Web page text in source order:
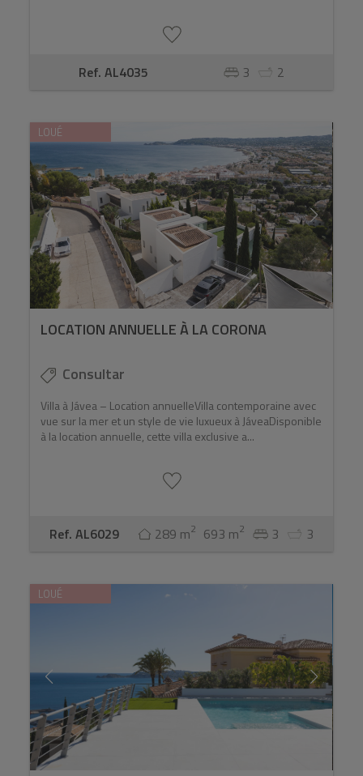
Ref. AL4035 3 2
LOUÉ
LOCATION ANNUELLE À LA CORONA
Consultar
Villa à Jávea – Location annuelleVilla contemporaine avec
vue sur la mer et un style de vie luxueux à JáveaDisponible
à la location annuelle, cette villa exclusive a...
Ref. AL6029 289 m2 693 m2 3 3
LOUÉ